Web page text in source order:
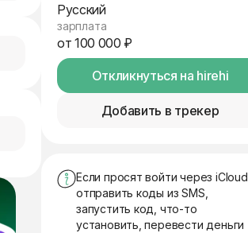
Русский
зарплата
от 100 000 ₽
Откликнуться на hirehi
Добавить в трекер
Если просят войти через iCloud,
отправить коды из SMS,
запустить код, что-то
установить, перевести деньги